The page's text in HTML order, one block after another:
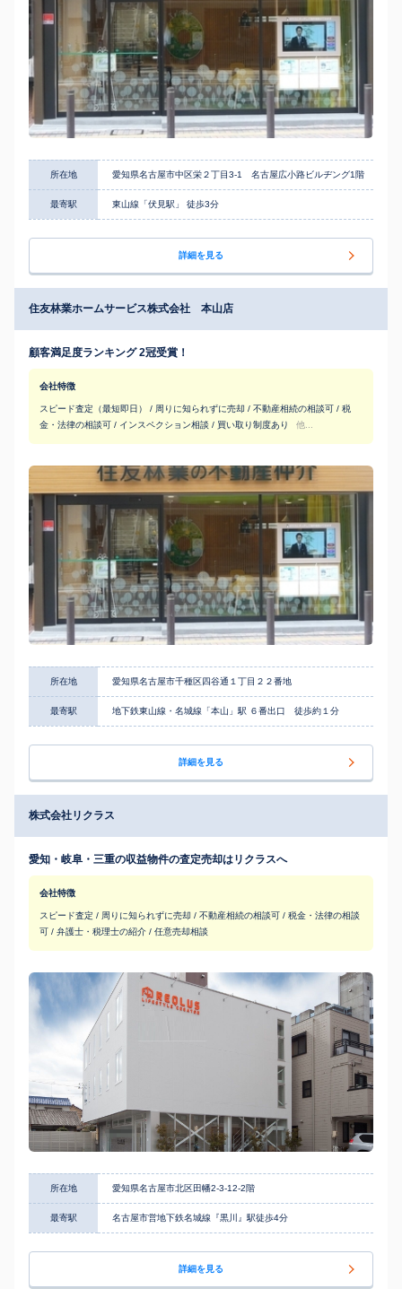
所在地 愛知県名古屋市中区栄２丁目3-1 名古屋広小路ビルヂング1階
最寄駅 東山線「伏見駅」 徒歩3分
詳細を見る
住友林業ホームサービス株式会社 本山店
顧客満足度ランキング 2冠受賞！
会社特徴
スピード査定（最短即日） / 周りに知られずに売却 / 不動産相続の相談可 / 税
金・法律の相談可 / インスペクション相談 / 買い取り制度あり
他...
所在地 愛知県名古屋市千種区四谷通１丁目２２番地
最寄駅 地下鉄東山線・名城線「本山」駅 ６番出口 徒歩約１分
詳細を見る
株式会社リクラス
愛知・岐阜・三重の収益物件の査定売却はリクラスへ
会社特徴
スピード査定 / 周りに知られずに売却 / 不動産相続の相談可 / 税金・法律の相談
可 / 弁護士・税理士の紹介 / 任意売却相談
所在地 愛知県名古屋市北区田幡2-3-12-2階
最寄駅 名古屋市営地下鉄名城線『黒川』駅徒歩4分
詳細を見る